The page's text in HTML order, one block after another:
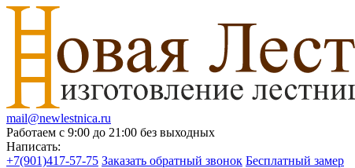
mail@newlestnica.ru
Работаем с 9:00 до 21:00 без выходных
Написать:
+7(901)417-57-75 Заказать обратный звонок Бесплатный замер